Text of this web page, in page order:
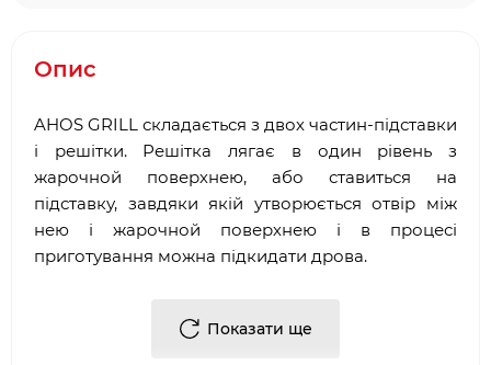
Опис
AHOS GRILL складається з двох частин-підставки
і решітки. Решітка лягає в один рівень з
жарочной поверхнею, або ставиться на
підставку, завдяки якій утворюється отвір між
нею і жарочной поверхнею і в процесі
приготування можна підкидати дрова.
до моделей: AHOS OLYMPIC 1000,
Показати ще